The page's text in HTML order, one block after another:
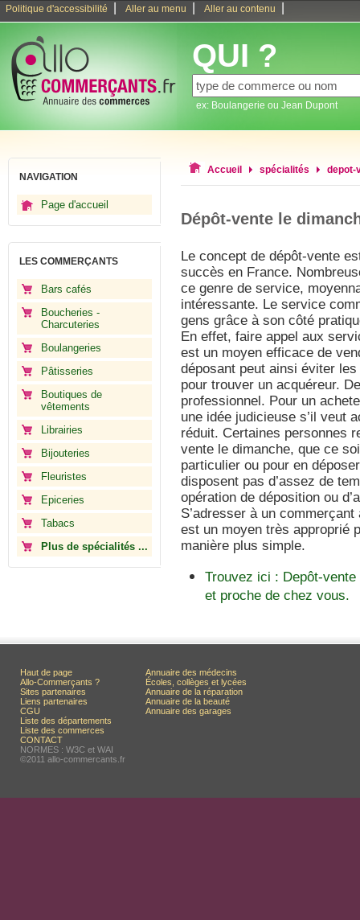
Politique d'accessibilité Aller au menu Aller au contenu
QUI ?
ex: Boulangerie ou Jean Dupont
NAVIGATION
Page d'accueil
LES COMMERÇANTS
Bars cafés
Boucheries -
Charcuteries
Boulangeries
Pâtisseries
Boutiques de
vêtements
Librairies
Bijouteries
Fleuristes
Epiceries
Tabacs
Plus de spécialités ...
Accueil spécialités depot-
Dépôt-vente le
Le concept de dépôt-vente
succès en France.
ce genre de service,
intéressante. Le service
gens grâce à son côté
En effet, faire appel aux
est un moyen efficace de
déposant peut ainsi éviter
pour trouver un acquéreur.
professionnel. Pour un
une idée judicieuse s’il veut
réduit. Certaines personnes
vente le dimanche, que ce
particulier ou pour en
disposent pas d’assez de
opération de déposition ou
S’adresser à un
est un moyen très approprié
manière plus simple.
Trouvez ici : Depôt-
et proche de chez vous.
Haut de page
Allo-Commerçants ?
Sites partenaires
Liens partenaires
CGU
Liste des départements
Liste des commerces
CONTACT
NORMES : W3C et WAI
©2011 allo-commercants.fr
Annuaire des médecins
Écoles, collèges et lycées
Annuaire de la réparation
Annuaire de la beauté
Annuaire des garages